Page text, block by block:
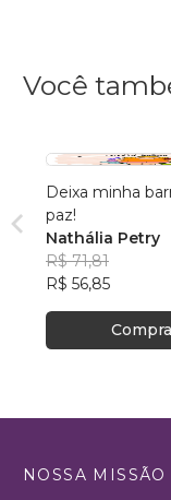
Você
Deixa minha
paz!
Nathália Petry
R$ 71,81
R$ 56,85
NOSSA MISSÃO